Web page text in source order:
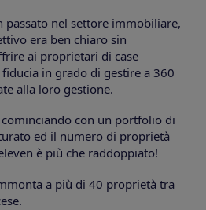
passato nel settore immobiliare,
era ben chiaro sin
ai proprietari di case
in grado di gestire a 360
alla loro gestione.
cominciando con un portfolio di
ed il numero di proprietà
è più che raddoppiato!
a più di 40 proprietà tra